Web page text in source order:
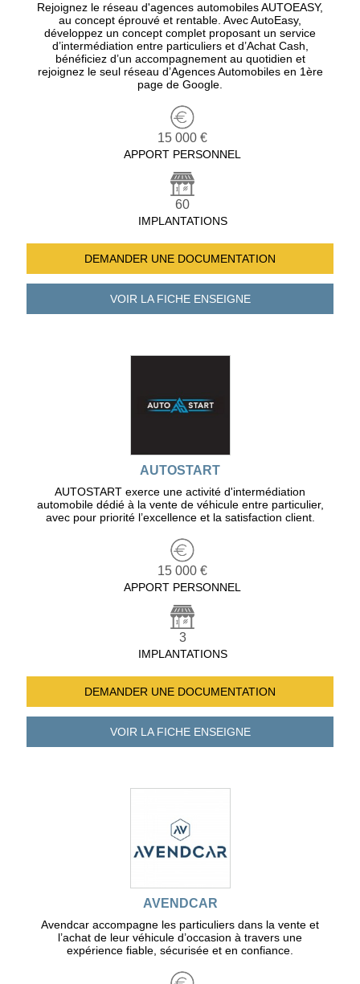
Rejoignez le réseau d'agences automobiles AUTOEASY,
au concept éprouvé et rentable. Avec AutoEasy,
développez un concept complet proposant un service
d’intermédiation entre particuliers et d’Achat Cash,
bénéficiez d’un accompagnement au quotidien et
rejoignez le seul réseau d’Agences Automobiles en 1ère
page de Google.
15 000 €
APPORT PERSONNEL
60
IMPLANTATIONS
DEMANDER UNE DOCUMENTATION
VOIR LA FICHEENSEIGNE
AUTOSTART
AUTOSTART exerce une activité d'intermédiation
automobile dédié à la vente de véhicule entre particulier,
avec pour priorité l’excellence et la satisfaction client.
15 000 €
APPORT PERSONNEL
3
IMPLANTATIONS
DEMANDER UNE DOCUMENTATION
VOIR LA FICHEENSEIGNE
AVENDCAR
Avendcar accompagne les particuliers dans la vente et
l’achat de leur véhicule d’occasion à travers une
expérience fiable, sécurisée et en confiance.